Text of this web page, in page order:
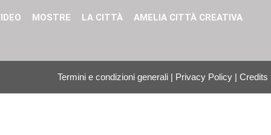
MOSTRE LA CITTÀ
AMELIA CITTÀ CREATIVA
Termini e condizioni generali | Privacy Policy | Credits